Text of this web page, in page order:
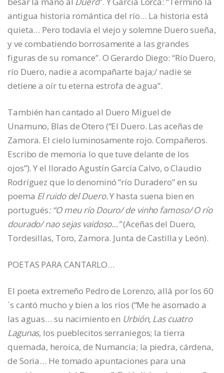
antigua historia romántica del río… La historia está
quieta… Pero todavía el viejo y solemne Duero sueña,
y ve combatiendo borrosamente a las grandes
figuras de su romance”. O Gerardo Diego: “Río Duero,
río Duero, nadie a acompañarte baja;/ nadie se
detiene a oír tu eterna estrofa de agua”.
También han cantado al Duero Miguel de
Unamuno, Blas de Otero (“El Duero. Las aceñas de
Zamora. El cielo luminosamente rojo. Compañeros.
Escribo de memoria lo que tuve delante de los
ojos”). Y el llorado Agustín García Calvo, o Claudio
Rodríguez que lo denominó “río Duradero” en su
poema El ruido del Duero.Y hasta suena bien en
portugués: “O meu río Douro/ de vinho famoso/ O río
dourado/ nao sejas vaidoso…”(Aceñas del Duero,
Tordesillas, Toro, Zamora. Junta de Castilla y León).
POETAS PARA CANTARLO…
El poeta extremeño Pedro de Lorenzo, allá por los 60
´s cantó mucho y bien a los ríos (“Me he asomado a
las aguas… su nacimiento en Urbión, Las cuatro
Lagunas, los pueblecitos serraniegos; la tierra
quemada, heroica, de Numancia; la piedra, cárdena,
de Soria… He tomado apuntaciones para una